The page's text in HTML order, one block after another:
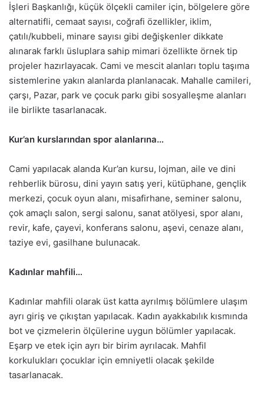
İşleri Başkanlığı, küçük ölçekli camiler için, bölgelere göre
alternatifli, cemaat sayısı, coğrafi özellikler, iklim,
çatılı/kubbeli, minare sayısı gibi değişkenler dikkate
alınarak farklı üsluplara sahip mimari özellikte örnek tip
projeler hazırlayacak. Cami ve mescit alanları toplu taşıma
sistemlerine yakın alanlarda planlanacak. Mahalle camileri,
çarşı, Pazar, park ve çocuk parkı gibi sosyalleşme alanları
ile birlikte tasarlanacak.
Kur’an kurslarından spor alanlarına…
Cami yapılacak alanda Kur’an kursu, lojman, aile ve dini
rehberlik bürosu, dini yayın satış yeri, kütüphane, gençlik
merkezi, çocuk oyun alanı, misafirhane, seminer salonu,
çok amaçlı salon, sergi salonu, sanat atölyesi, spor alanı,
revir, kafe, çayevi, konferans salonu, aşevi, cenaze alanı,
taziye evi, gasilhane bulunacak.
Kadınlar mahfili…
Kadınlar mahfili olarak üst katta ayrılmış bölümlere ulaşım
ayrı giriş ve çıkıştan yapılacak. Kadın ayakkabılık kısmında
bot ve çizmelerin ölçülerine uygun bölümler yapılacak.
Eşarp ve etek için ayrı bir birim ayrılacak. Mahfil
korkulukları çocuklar için emniyetli olacak şekilde
tasarlanacak.